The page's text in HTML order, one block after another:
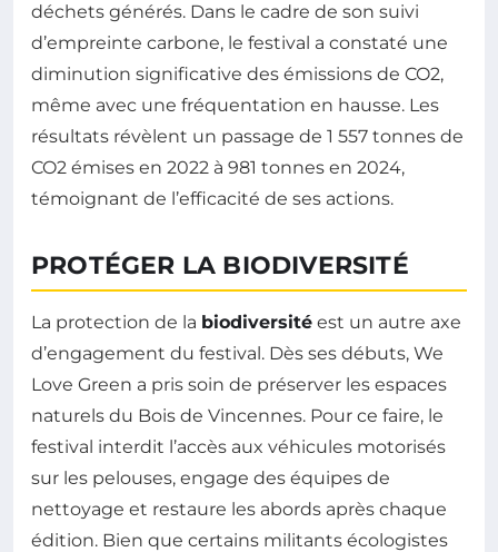
déchets générés. Dans le cadre de son suivi
d’empreinte carbone, le festival a constaté une
diminution significative des émissions de CO2,
même avec une fréquentation en hausse. Les
résultats révèlent un passage de 1 557 tonnes de
CO2 émises en 2022 à 981 tonnes en 2024,
témoignant de l’efficacité de ses actions.
PROTÉGER LA BIODIVERSITÉ
La protection de la biodiversité est un autre axe
d’engagement du festival. Dès ses débuts, We
Love Green a pris soin de préserver les espaces
naturels du Bois de Vincennes. Pour ce faire, le
festival interdit l’accès aux véhicules motorisés
sur les pelouses, engage des équipes de
nettoyage et restaure les abords après chaque
édition. Bien que certains militants écologistes